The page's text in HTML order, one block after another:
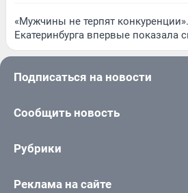
«Мужчины не терпят
Екатеринбурга впервые показала
Подписаться на новости
Сообщить новость
Рубрики
Реклама на сайте